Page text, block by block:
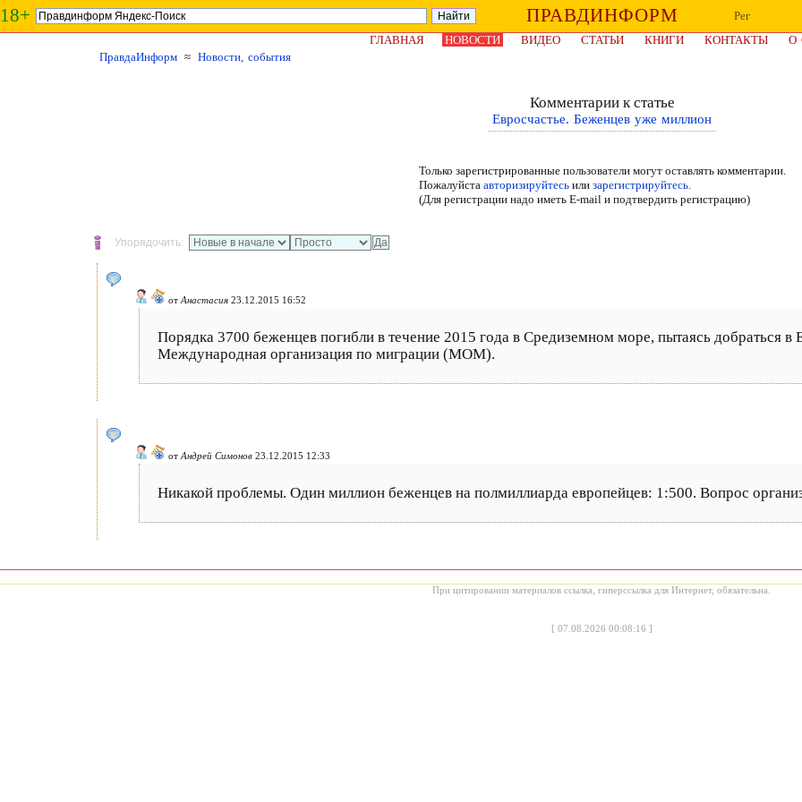
18+ ПРАВДИНФОРМ
Рег
ГЛАВНАЯ
НОВОСТИ ВИДЕО СТАТЬИ КНИГИ КОНТАКТЫ
О
ПравдаИнформ ≈ Новости, события
Комментарии к статье
Евросчастье. Беженцев уже миллион
Только зарегистрированные пользователи могут оставлять комментарии.
Пожалуйста авторизируйтесьили зарегистрируйтесь.
(Для регистрации надо иметь E-mail и подтвердить регистрацию)
Упорядочить:
от Анастасия 23.12.2015 16:52
Порядка 3700 беженцев погибли в течение 2015 года в Средиземном море, пытаясь добраться
Международная организация по миграции (МОМ).
от Андрей Симонов 23.12.2015 12:33
Никакой проблемы. Один миллион беженцев на полмиллиарда европейцев: 1:500. Вопрос
При цитировании материалов ссылка, гиперссылка для Интернет, обязательна.
[ 07.08.2026 00:08:16 ]